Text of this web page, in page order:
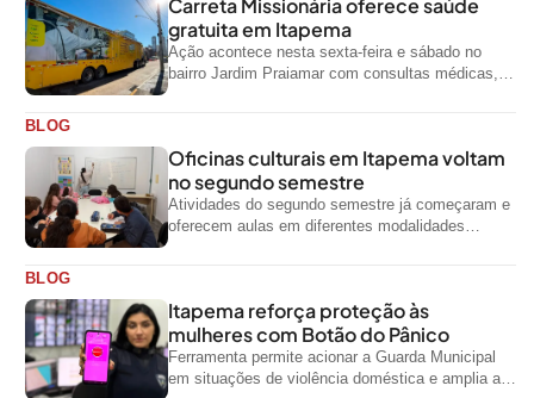
Carreta Missionária oferece saúde
gratuita em Itapema
Ação acontece nesta sexta-feira e sábado no
bairro Jardim Praiamar com consultas médicas,
BLOG
Oficinas culturais em Itapema voltam
no segundo semestre
Atividades do segundo semestre já começaram e
oferecem aulas em diferentes modalidades
BLOG
Itapema reforça proteção às
mulheres com Botão do Pânico
Ferramenta permite acionar a Guarda Municipal
em situações de violência doméstica e amplia a